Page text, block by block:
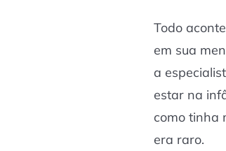
Todo
em sua
a
estar na
como tinha
era raro.